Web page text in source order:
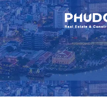
Skip
to
content